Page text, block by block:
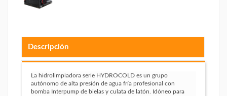
Descripción
La hidrolimpiadora serie HYDROCOLD es un grupo
autónomo de alta presión de agua fría profesional con
bomba Interpump de bielas y culata de latón. Idóneo para